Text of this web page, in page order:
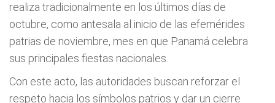
realiza tradicionalmente en los últimos días de
octubre, como antesala al inicio de las efemérides
patrias de noviembre, mes en que Panamá celebra
sus principales fiestas nacionales.
Con este acto, las autoridades buscan reforzar el
respeto hacia los símbolos patrios y dar un cierre